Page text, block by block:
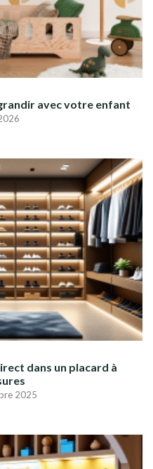
avec votre enfant
dans un placard à
2025